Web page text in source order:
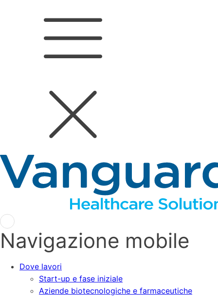
Navigazione mobile
Dove lavori
Start-up e fase iniziale
Aziende biotecnologiche e farmaceutiche